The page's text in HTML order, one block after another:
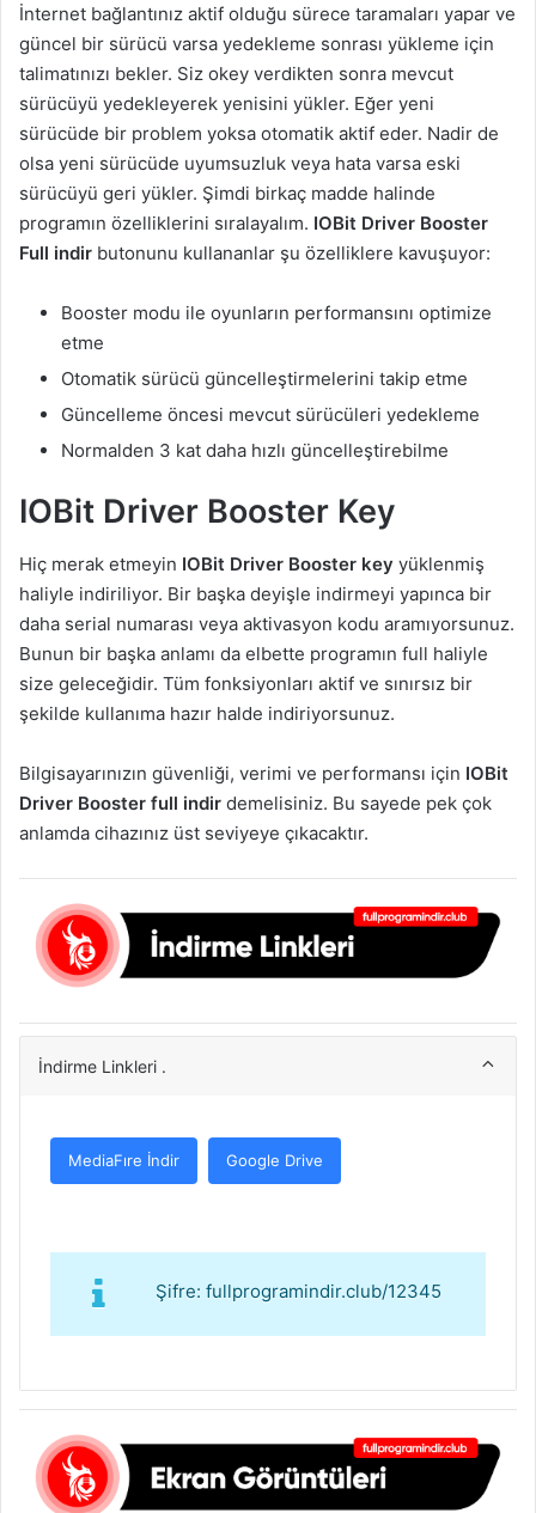
İnternet bağlantınız aktif olduğu sürece taramaları yapar ve
güncel bir sürücü varsa yedekleme sonrası yükleme için
talimatınızı bekler. Siz okey verdikten sonra mevcut
sürücüyü yedekleyerek yenisini yükler. Eğer yeni
sürücüde bir problem yoksa otomatik aktif eder. Nadir de
olsa yeni sürücüde uyumsuzluk veya hata varsa eski
sürücüyü geri yükler. Şimdi birkaç madde halinde
programın özelliklerini sıralayalım. IOBit Driver Booster
Full indir butonunu kullananlar şu özelliklere kavuşuyor:
Booster modu ile oyunların performansını optimize
etme
Otomatik sürücü güncelleştirmelerini takip etme
Güncelleme öncesi mevcut sürücüleri yedekleme
Normalden 3 kat daha hızlı güncelleştirebilme
IOBit Driver Booster Key
Hiç merak etmeyin IOBit Driver Booster key yüklenmiş
haliyle indiriliyor. Bir başka deyişle indirmeyi yapınca bir
daha serial numarası veya aktivasyon kodu aramıyorsunuz.
Bunun bir başka anlamı da elbette programın full haliyle
size geleceğidir. Tüm fonksiyonları aktif ve sınırsız bir
şekilde kullanıma hazır halde indiriyorsunuz.
Bilgisayarınızın güvenliği, verimi ve performansı için IOBit
Driver Booster full indir demelisiniz. Bu sayede pek çok
anlamda cihazınız üst seviyeye çıkacaktır.
İndirme Linkleri .
MediaFıre İndir Google Drive
Şifre: fullprogramindir.club/12345